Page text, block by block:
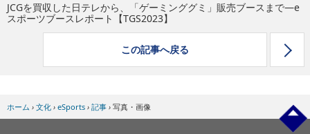
JCGを買収した日テレから、「ゲーミンググミ」販売ブースまで―e
スポーツブースレポート【TGS2023】
この記事へ戻る
ホーム › 文化 › eSports › 記事 › 写真・画像